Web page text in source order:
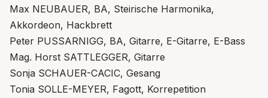
Max NEUBAUER, BA, Steirische Harmonika,
Akkordeon, Hackbrett
Peter PUSSARNIGG, BA, Gitarre, E-Gitarre, E-Bass
Mag. Horst SATTLEGGER, Gitarre
Sonja SCHAUER-CACIC, Gesang
Tonia SOLLE-MEYER, Fagott, Korrepetition